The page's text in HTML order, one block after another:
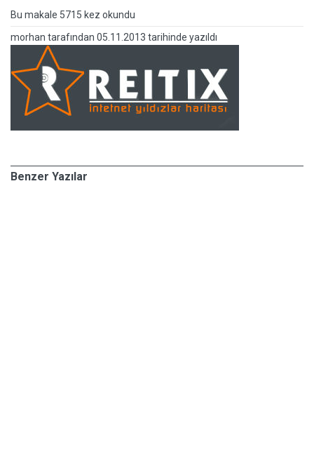
Bu makale 5715 kez okundu
morhan tarafından 05.11.2013 tarihinde yazıldı
Benzer Yazılar